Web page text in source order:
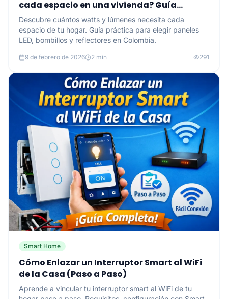
cada espacio en una vivienda? Guía
práctica en Colombia
Descubre cuántos watts y lúmenes necesita cada
espacio de tu hogar. Guía práctica para elegir paneles
LED, bombillos y reflectores en Colombia.
9 de febrero de 2026 2 min 291
Smart Home
Cómo Enlazar un Interruptor Smart al WiFi
de la Casa (Paso a Paso)
Aprende a vincular tu interruptor smart al WiFi de tu